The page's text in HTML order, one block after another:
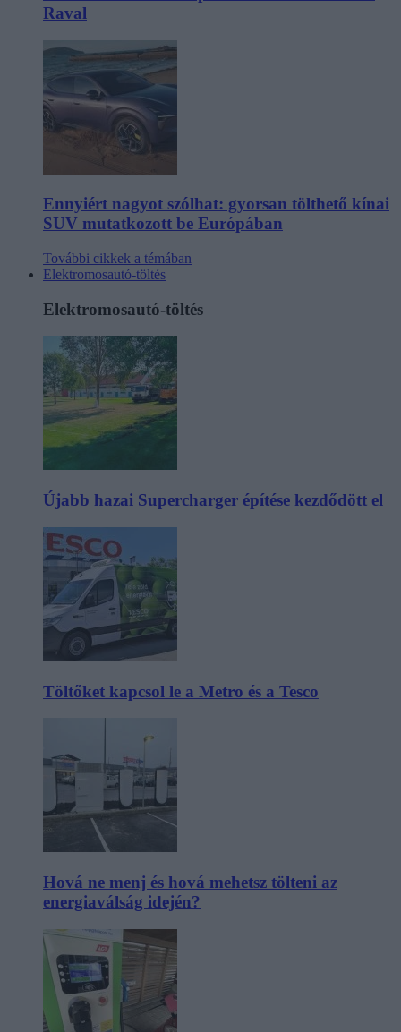
Raval
Ennyiért nagyot szólhat: gyorsan tölthető kínai
SUV mutatkozott be Európában
További cikkek a témában
Elektromosautó-töltés
Elektromosautó-töltés
Újabb hazai Supercharger építése kezdődött el
Töltőket kapcsol le a Metro és a Tesco
Hová ne menj és hová mehetsz tölteni az
energiaválság idején?